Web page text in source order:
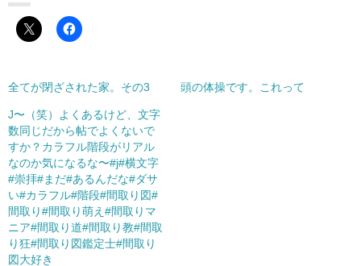
全てが閉ざされた家。その3 頭の体操です。これって
J〜（笑）よくあるけど、文字
数同じだから帖でよくないで
すか？カラフル階段がリアル
なのか気になるな〜#j#横文字
#崇拝#まだ#あるんだな#ダサ
い#カラフル#階段#間取り図#
間取り#間取り萌え#間取りマ
ニア#間取り道#間取り教#間取
り狂#間取り図鑑定士#間取り
図大好き